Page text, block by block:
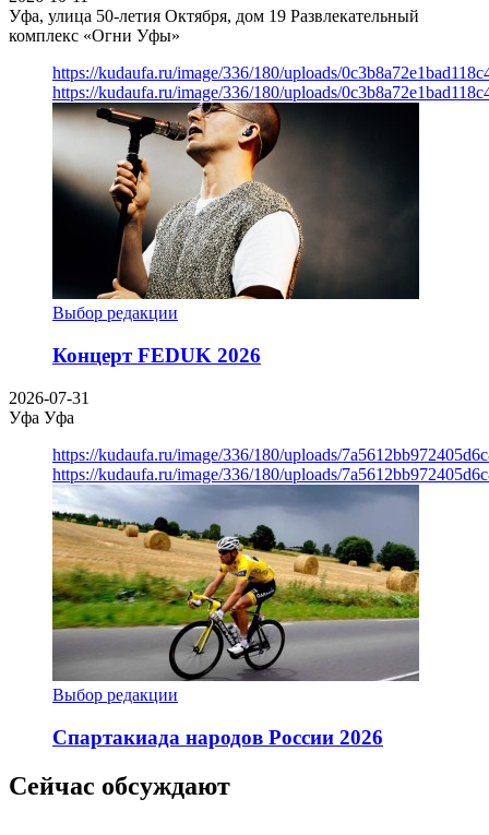
Уфа, улица 50-летия Октября, дом 19 Развлекательный
комплекс «Огни Уфы»
https://kudaufa.ru/image/336/180/uploads/
https://kudaufa.ru/image/336/180/uploads/
Выбор редакции
Концерт FEDUK 2026
2026-07-31
Уфа Уфа
https://kudaufa.ru/image/336/180/uploads/
https://kudaufa.ru/image/336/180/uploads/
Выбор редакции
Спартакиада народов России 2026
Сейчас обсуждают